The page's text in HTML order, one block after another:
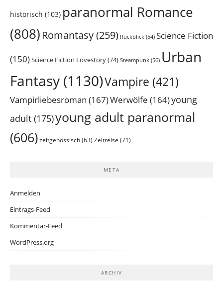
historisch (103) paranormal Romance
(808) Romantasy(259) Rückblick (54) Science Fiction
(150)Science Fiction Lovestory(74) Steampunk (56) Urban
Fantasy (1130)Vampire (421)
Vampirliebesroman (167)Werwölfe (164)young
adult (175)young adult paranormal
(606) zeitgenössisch (63) Zeitreise (71)
META
Anmelden
Eintrags-Feed
Kommentar-Feed
WordPress.org
ARCHIV